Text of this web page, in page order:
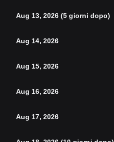
Aug 13, 2026 (5 giorni dopo)
Aug 14, 2026
Aug 15, 2026
Aug 16, 2026
Aug 17, 2026